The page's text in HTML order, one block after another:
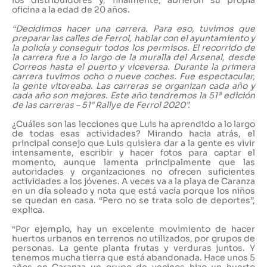
oficina a la edad de 20 años.
“Decidimos hacer una carrera. Para eso, tuvimos que
preparar las calles de Ferrol, hablar con el ayuntamiento y
la policía y conseguir todos los permisos. El recorrido de
la carrera fue a lo largo de la muralla del Arsenal, desde
Correos hasta el puerto y viceversa. Durante la primera
carrera tuvimos ocho o nueve coches. Fue espectacular,
la gente vitoreaba. Las carreras se organizan cada año y
cada año son mejores. Este año tendremos la 51ª edición
de las carreras – 51° Rallye de Ferrol 2020”.
¿Cuáles son las lecciones que Luis ha aprendido a lo largo
de todas esas actividades? Mirando hacia atrás, el
principal consejo que Luis quisiera dar a la gente es vivir
intensamente, escribir y hacer fotos para captar el
momento, aunque lamenta principalmente que las
autoridades y organizaciones no ofrecen suficientes
actividades a los jóvenes. A veces va a la playa de Caranza
en un día soleado y nota que está vacía porque los niños
se quedan en casa. “Pero no se trata solo de deportes”,
explica.
“Por ejemplo, hay un excelente movimiento de hacer
huertos urbanos en terrenos no utilizados, por grupos de
personas. La gente planta frutas y verduras juntos. Y
tenemos mucha tierra que está abandonada. Hace unos 5